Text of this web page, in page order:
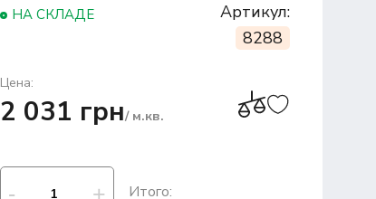
НА СКЛАДЕ
Артикул:
8288
Цена:
2 031 грн/ м.кв.
Итого: